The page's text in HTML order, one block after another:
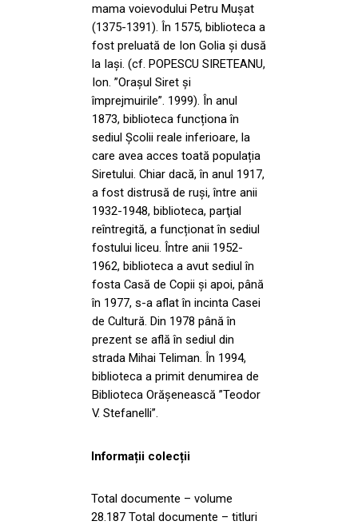
mama voievodului Petru Mușat
(1375-1391). În 1575, biblioteca a
fost preluată de Ion Golia și dusă
la Iași. (cf. POPESCU SIRETEANU,
Ion. ”Orașul Siret și
împrejmuirile”. 1999). În anul
1873, biblioteca funcționa în
sediul Şcolii reale inferioare, la
care avea acces toată populația
Siretului. Chiar dacă, în anul 1917,
a fost distrusă de ruși, între anii
1932-1948, biblioteca, parţial
reîntregită, a funcționat în sediul
fostului liceu. Între anii 1952-
1962, biblioteca a avut sediul în
fosta Casă de Copii şi apoi, până
în 1977, s-a aflat în incinta Casei
de Cultură. Din 1978 până în
prezent se află în sediul din
strada Mihai Teliman. În 1994,
biblioteca a primit denumirea de
Biblioteca Orășenească ”Teodor
V. Stefanelli”.
Informații colecții
Total documente – volume
28.187 Total documente – titluri